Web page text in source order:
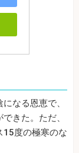
なる恩恵で、
きた。ただ、
15度の極寒のな